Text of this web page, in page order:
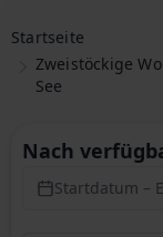
Startseite
Zweistöckige
See
Nach
Startdatum –